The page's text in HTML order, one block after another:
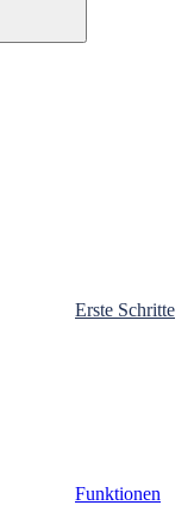
Erste Schritte
Funktionen